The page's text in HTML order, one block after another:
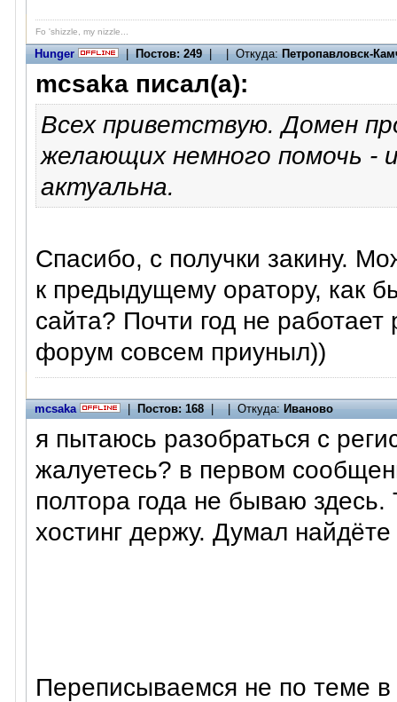
Fo 'shizzle, my nizzle...
Hunger |Постов: 249| | Откуда:Петропавловск-
mcsaka писал(а):
Всех приветствую. Домен
желающих немного помочь -
актуальна.
Спасибо, с получки закину.
к предыдущему оратору, как
сайта? Почти год не
форум совсем приуныл))
mcsaka |Постов: 168| | Откуда:Иваново
я пытаюсь разобраться с
жалуетесь? в первом
полтора года не бываю
хостинг держу. Думал
Переписываемся не по теме